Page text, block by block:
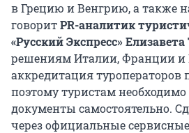
в Грецию и Венгрию, а также
говоритPR-аналитик
«Русский Экспресс»
решениям Италии, Франции и
аккредитация туроператоров
поэтому туристам необходимо
документы самостоятельно.
через официальные